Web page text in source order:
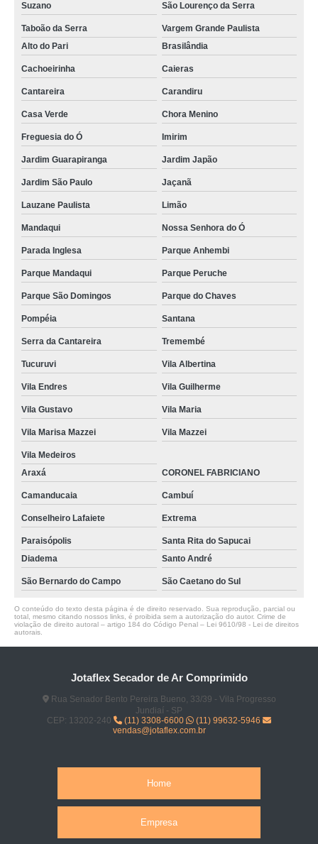
Suzano São Lourenço da Serra
Taboão da Serra
Vargem Grande Paulista
Alto do Pari
Brasilândia
Cachoeirinha Caieras
Cantareira Carandiru
Casa Verde Chora Menino
Freguesia do Ó Imirim
Jardim Guarapiranga Jardim Japão
Jardim São Paulo Jaçanã
Lauzane Paulista Limão
Mandaqui Nossa Senhora do Ó
Parada Inglesa Parque Anhembi
Parque Mandaqui Parque Peruche
Parque São Domingos Parque do Chaves
Pompéia Santana
Serra da Cantareira Tremembé
Tucuruvi Vila Albertina
Vila Endres Vila Guilherme
Vila Gustavo Vila Maria
Vila Marisa Mazzei Vila Mazzei
Vila Medeiros
Araxá
CORONEL FABRICIANO
Camanducaia Cambuí
Conselheiro Lafaiete Extrema
Paraisópolis
Santa Rita do Sapucai
Diadema
Santo André
São Bernardo do Campo São Caetano do Sul
O conteúdo do texto desta página é de direito reservado. Sua reprodução, parcial ou
total, mesmo citando nossos links, é proibida sem a autorização do autor. Crime de
violação de direito autoral – artigo 184 do Código Penal – Lei 9610/98 - Lei de direitos
autorais
Jotaflex Secador de Ar Comprimido
Rua Senador Bento Pereira Bueno, 33/39 - Vila Progresso
Jundiaí - SP
CEP: 13202-240
(11) 3308-6600
(11) 99632-5946
vendas@jotaflex.com.br
Home
Empresa